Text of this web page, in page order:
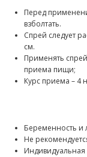
Перед
взболтать.
Спрей следует
см.
Применять
приема пищи;
Курс приема – 4
Беременность и
Не